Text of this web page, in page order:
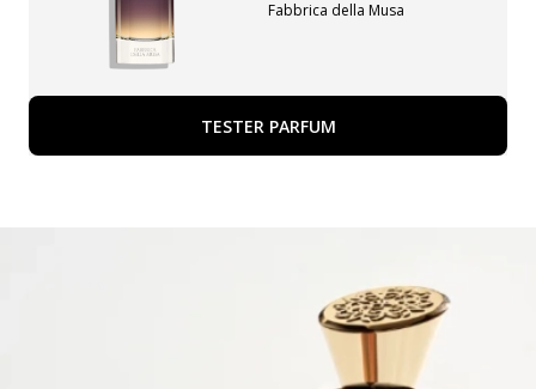
Fabbrica della Musa
TESTER PARFUM